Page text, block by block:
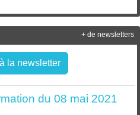
la newsletter
du 08 mai 2021
+ de newsletters